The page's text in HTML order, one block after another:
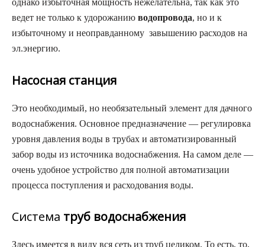
однако избыточная мощность нежелательна, так как это
ведет не только к удорожанию водопровода, но и к
избыточному и неоправданному завышению расходов на
эл.энергию.
Насосная станция
Это необходимый, но необязательный элемент для дачного
водоснабжения. Основное предназначение — регулировка
уровня давления воды в трубах и автоматизированный
забор воды из источника водоснабжения. На самом деле —
очень удобное устройство для полной автоматизации
процесса поступления и расходования воды.
Система труб водоснабжения
Здесь имеется в виду вся сеть из труб целиком. То есть, то,